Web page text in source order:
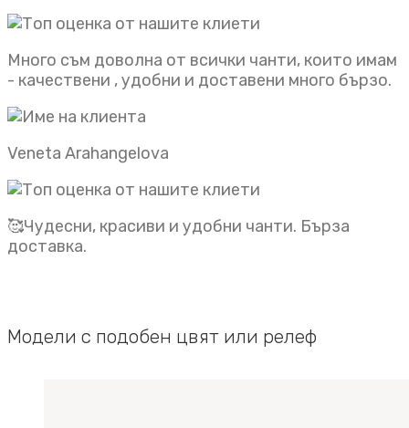
Много съм доволна от всички чанти, които имам
- качествени , удобни и доставени много бързо.
Veneta Arahangelova
🥰Чудесни, красиви и удобни чанти. Бърза
доставка.
Модели с подобен цвят или релеф